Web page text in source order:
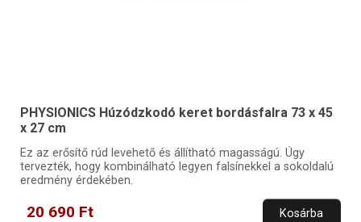
PHYSIONICS Húzódzkodó keret bordásfalra 73 x 45
x 27 cm
Ez az erősítő rúd levehető és állítható magasságú. Úgy
tervezték, hogy kombinálható legyen falsínekkel a sokoldalú
eredmény érdekében.
20 690 Ft Kosárba